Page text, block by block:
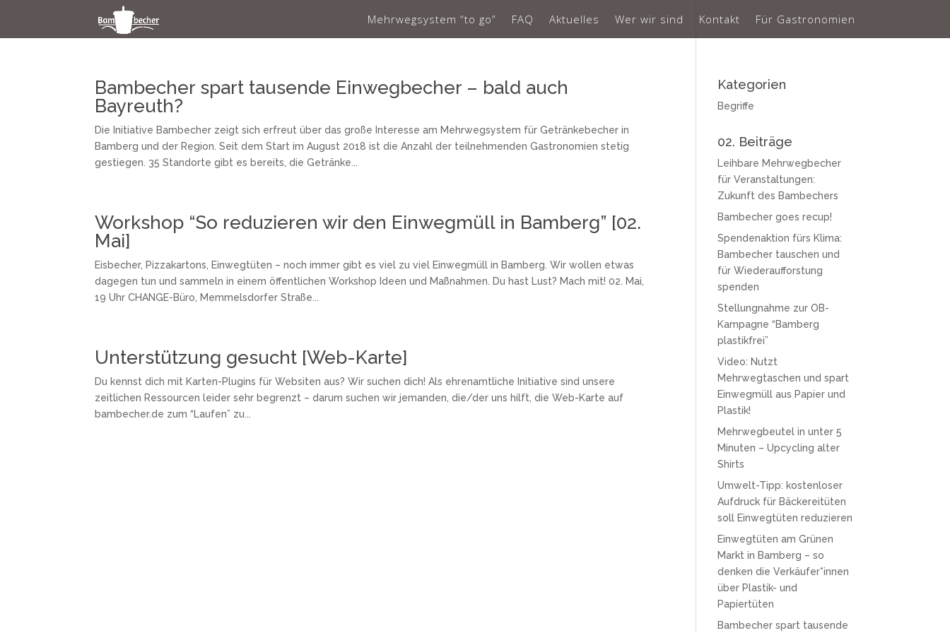
Mehrwegsystem “to go” FAQ Aktuelles Wer wir sind Kontakt Für Gastronomien
Bambecher spart tausende Einwegbecher – bald auch
Bayreuth?
Die Initiative Bambecher zeigt sich erfreut über das große Interesse am Mehrwegsystem für Getränkebecher in
Bamberg und der Region. Seit dem Start im August 2018 ist die Anzahl der teilnehmenden Gastronomien stetig
gestiegen. 35 Standorte gibt es bereits, die Getränke...
Workshop “So reduzieren wir den Einwegmüll in Bamberg” [02.
Mai]
Eisbecher, Pizzakartons, Einwegtüten – noch immer gibt es viel zu viel Einwegmüll in Bamberg. Wir wollen etwas
dagegen tun und sammeln in einem öffentlichen Workshop Ideen und Maßnahmen. Du hast Lust? Mach mit! 02. Mai,
19 Uhr CHANGE-Büro, Memmelsdorfer Straße...
Unterstützung gesucht [Web-Karte]
Du kennst dich mit Karten-Plugins für Websiten aus? Wir suchen dich! Als ehrenamtliche Initiative sind unsere
zeitlichen Ressourcen leider sehr begrenzt – darum suchen wir jemanden, die/der uns hilft, die Web-Karte auf
bambecher.de zum “Laufen” zu...
Kategorien
Begriffe
02. Beiträge
Leihbare Mehrwegbecher
für Veranstaltungen:
Zukunft des Bambechers
Bambecher goes recup!
Spendenaktion fürs Klima:
Bambecher tauschen und
für Wiederaufforstung
spenden
Stellungnahme zur OB-
Kampagne “Bamberg
plastikfrei”
Video: Nutzt
Mehrwegtaschen und spart
Einwegmüll aus Papier und
Plastik!
Mehrwegbeutel in unter 5
Minuten – Upcycling alter
Shirts
Umwelt-Tipp: kostenloser
Aufdruck für Bäckereitüten
soll Einwegtüten reduzieren
Einwegtüten am Grünen
Markt in Bamberg – so
denken die Verkäufer*innen
über Plastik- und
Papiertüten
Bambecher spart tausende